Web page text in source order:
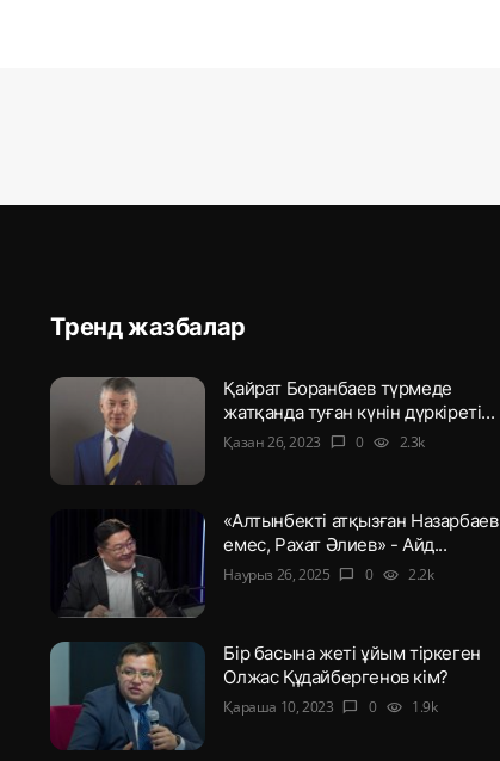
Тренд жазбалар
Қайрат Боранбаев түрмеде
жатқанда туған күнін дүркіреті...
Қазан 26, 2023 chat_bubble 0 visibility 2.3k
«Алтынбекті атқызған Назарбаев
емес, Рахат Әлиев» - Айд...
Наурыз 26, 2025 chat_bubble 0 visibility 2.2k
Бір басына жеті ұйым тіркеген
Олжас Құдайбергенов кім?
Қараша 10, 2023 chat_bubble 0 visibility 1.9k